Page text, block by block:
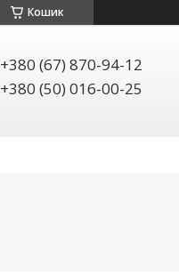
Кошик
+380 (67) 870-94-12
+380 (50) 016-00-25